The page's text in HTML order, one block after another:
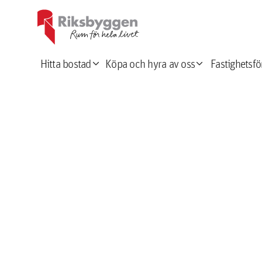
Hitta bostadexpand_more Köpa och hyra av ossexpand_more